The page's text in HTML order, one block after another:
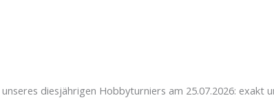
diesjährigen Hobbyturniers am 25.07.2026: exakt